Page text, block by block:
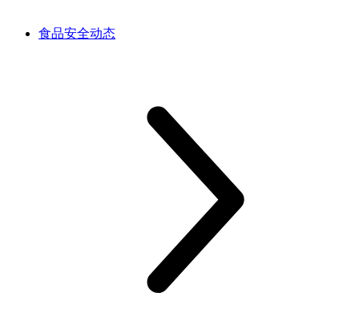
食品安全动态